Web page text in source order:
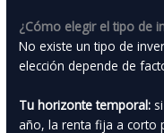
¿Cómo elegir el tipo de
No existe un tipo de
elección depende de
Tu horizonte temporal:
año, la renta fija a corto